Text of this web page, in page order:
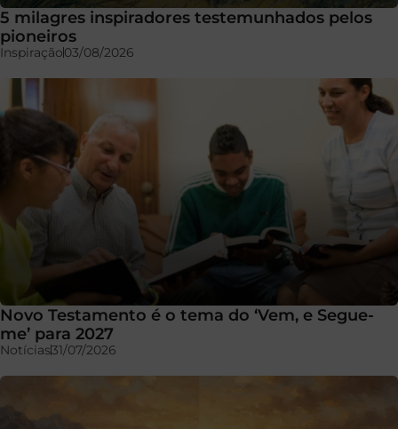
5 milagres inspiradores testemunhados pelos
pioneiros
Inspiração03/08/2026
Novo Testamento é o tema do ‘Vem, e Segue-
me’ para 2027
Notícias31/07/2026